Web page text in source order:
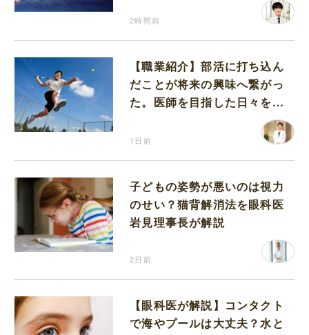
2時間前
【職業紹介】部活に打ち込ん
だことが将来の興味へ繋がっ
た。医師を目指した日々を振
1日前
子どもの姿勢が悪いのは視力
のせい？猫背解消法を眼科医
岩見理事長が解説
2日前
【眼科医が解説】コンタクト
で海やプールは大丈夫？水と